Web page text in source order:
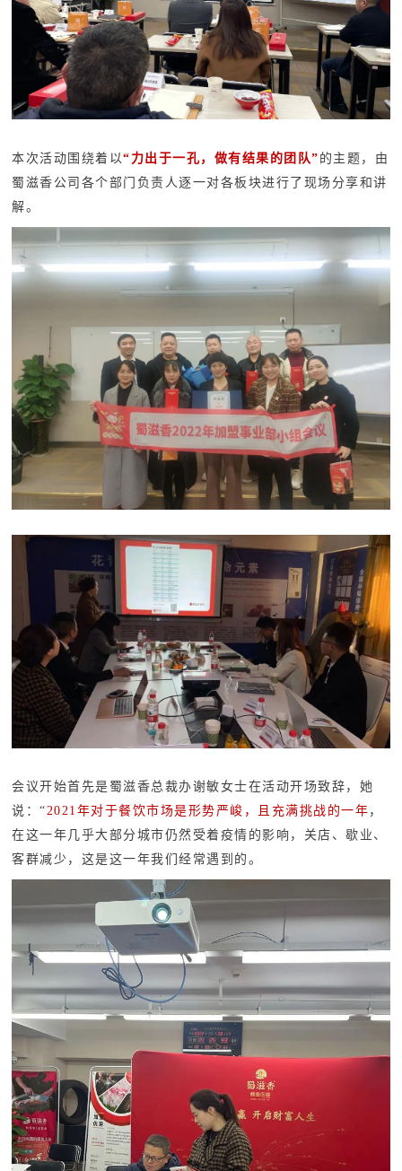
本次活动围绕着以“力出于一孔，做有结果的团队” 的主题，由
蜀滋香公司各个部门负责人逐一对各板块进行了现场分享和讲
解。
会议开始首先是蜀滋香总裁办谢敏女士在活动开场致辞，她
说：“ 2021年对于餐饮市场是形势严峻，且充满挑战的一年 ，
在这一年几乎大部分城市仍然受着疫情的影响，关店、歇业、
客群减少，这是这一年我们经常遇到的。